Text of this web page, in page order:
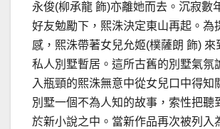
永俊(柳承龍 飾)亦離她而去。沉寂數
好友勉勵下，熙洙決定東山再起。為
感，熙洙帶著女兒允姬(樸薩朗 飾) 來
私人別墅暫居。這所古舊的別墅氣氛
入瓶頸的熙洙無意中從女兒口中得知
別墅一個不為人知的故事，索性把聽
於新小說之中。當新作品再次被列入